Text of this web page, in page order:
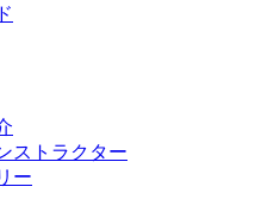
ストラクター
ー